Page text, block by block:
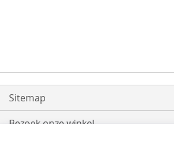
Sitemap
Bezoek onze winkel